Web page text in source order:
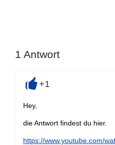
1 Antwort
+1
Hey,
die Antwort findest du hier.
https://www.youtube.com/